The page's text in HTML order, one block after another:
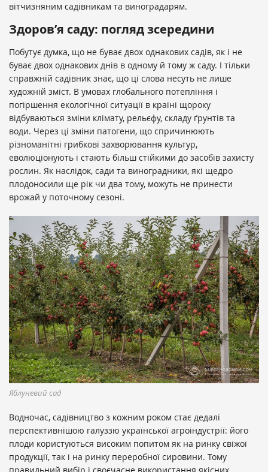
вітчизняним садівникам та виноградарям.
Здоров’я саду: погляд зсередини
Побутує думка, що не буває двох однакових садів, як і не
буває двох однакових днів в одному й тому ж саду. І тільки
справжній садівник знає, що ці слова несуть не лише
художній зміст. В умовах глобального потепління і
погіршення екологічної ситуації в країні щороку
відбуваються зміни клімату, рельєфу, складу ґрунтів та
води. Через ці зміни патогени, що спричинюють
різноманітні грибкові захворювання культур,
еволюціонують і стають більш стійкими до засобів захисту
рослин. Як наслідок, сади та виноградники, які щедро
плодоносили ще рік чи два тому, можуть не принести
врожай у поточному сезоні.
Яблуневий сад
Водночас, садівництво з кожним роком стає дедалі
перспективнішою галуззю української агроіндустрії: його
плоди користуються високим попитом як на ринку свіжої
продукції, так і на ринку переробної сировини. Тому
правильний вибір і своєчасне використання якісних